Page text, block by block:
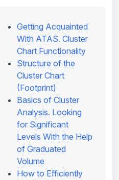
Getting Acquainted
With ATAS. Cluster
Chart Functionality
Structure of the
Cluster Chart
(Footprint)
Basics of Cluster
Analysis. Looking
for Significant
Levels With the Help
of Graduated
Volume
How to Efficiently